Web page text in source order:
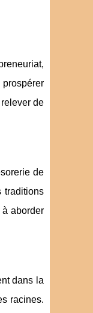
de
de
traditions
aborder
dans la
racines.